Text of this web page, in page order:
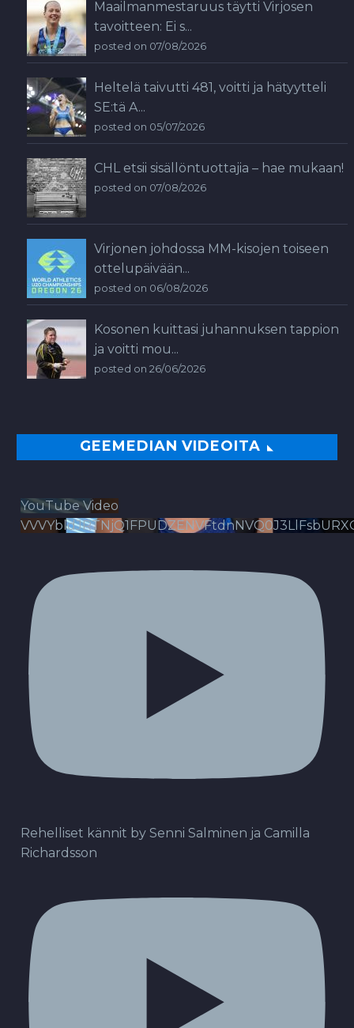
Maailmanmestaruus täytti Virjosen
tavoitteen: Ei s...
posted on 07/08/2026
Heltelä taivutti 481, voitti ja hätyytteli
SE:tä A...
posted on 05/07/2026
CHL etsii sisällöntuottajia – hae mukaan!
posted on 07/08/2026
Virjonen johdossa MM-kisojen toiseen
ottelupäivään...
posted on 06/08/2026
Kosonen kuittasi juhannuksen tappion
ja voitti mou...
posted on 26/06/2026
GEEMEDIAN VIDEOITA
YouTube Video
Rehelliset kännit by Senni Salminen ja Camilla
Richardsson